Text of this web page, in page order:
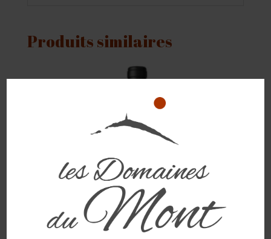
Produits similaires